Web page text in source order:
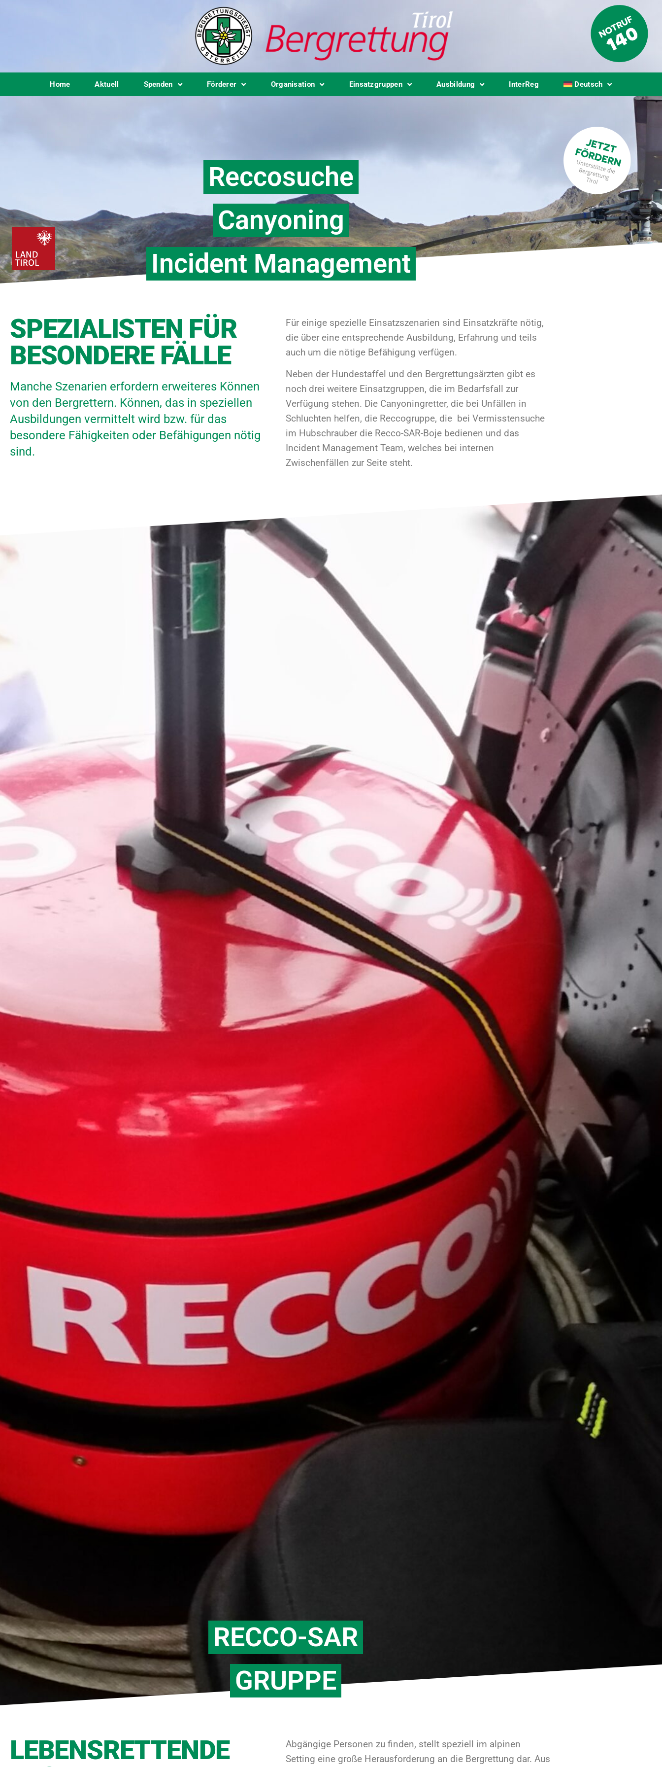
Home Aktuell Spenden Förderer Organisation Einsatzgruppen Ausbildung InterReg Deutsch
Reccosuche
Canyoning
Incident Management
SPEZIALISTEN FÜR
BESONDERE FÄLLE
Manche Szenarien erfordern erweiteres Können
von den Bergrettern. Können, das in speziellen
Ausbildungen vermittelt wird bzw. für das
besondere Fähigkeiten oder Befähigungen nötig
sind.
Für einige spezielle Einsatzszenarien sind Einsatzkräfte nötig,
die über eine entsprechende Ausbildung, Erfahrung und teils
auch um die nötige Befähigung verfügen.
Neben der Hundestaffel und den Bergrettungsärzten gibt es
noch drei weitere Einsatzgruppen, die im Bedarfsfall zur
Verfügung stehen. Die Canyoningretter, die bei Unfällen in
Schluchten helfen, die Reccogruppe, die bei Vermisstensuche
im Hubschrauber die Recco-SAR-Boje bedienen und das
Incident Management Team, welches bei internen
Zwischenfällen zur Seite steht.
RECCO-SAR
GRUPPE
LEBENSRETTENDE
Abgängige Personen zu finden, stellt speziell im alpinen
Setting eine große Herausforderung an die Bergrettung dar. Aus